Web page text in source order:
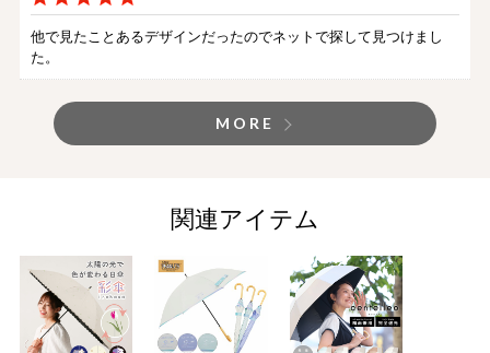
他で見たことあるデザインだったのでネットで探して見つけまし
た。
MORE
関連アイテム